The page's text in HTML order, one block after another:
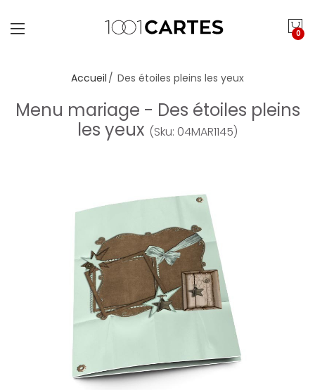
0
Accueil Des étoiles pleins les yeux
Menu mariage - Des étoiles pleins
les yeux (Sku: 04MAR1145)